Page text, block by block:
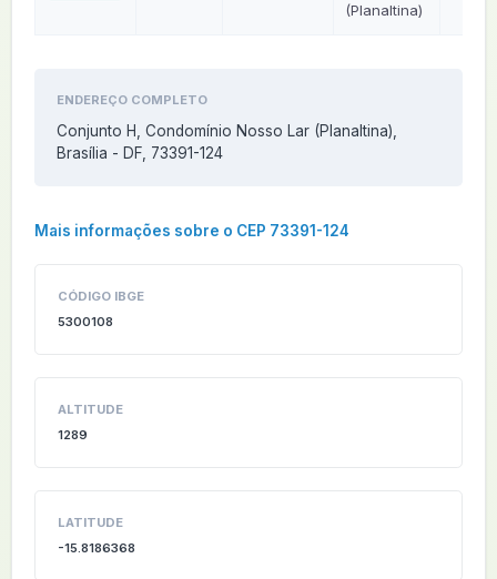
(Planaltina)
ENDEREÇO COMPLETO
Conjunto H, Condomínio Nosso Lar (Planaltina),
Brasília - DF, 73391-124
Mais informações sobre o CEP 73391-124
CÓDIGO IBGE
5300108
ALTITUDE
1289
LATITUDE
-15.8186368